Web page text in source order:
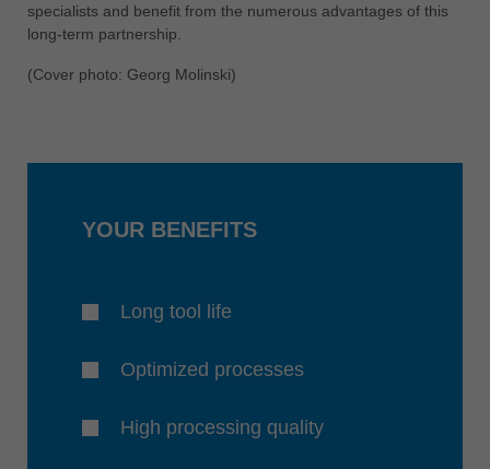
specialists and benefit from the numerous advantages of this
long-term partnership.
(Cover photo: Georg Molinski)
YOUR BENEFITS
Long tool life
Optimized processes
High processing quality